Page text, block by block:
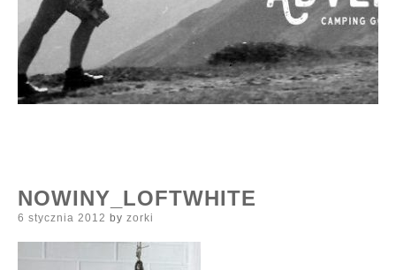
NOWINY_LOFTWHITE
Posted
6 stycznia 2012 by zorki